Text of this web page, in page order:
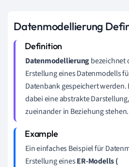
Datenmodellierung
Datenmodellierungbezeichnet
Erstellung eines Datenmodells
Datenbank gespeichert werden.
dabei eine abstrakte
zueinander in Beziehung stehen.
Ein einfaches Beispiel für
Erstellung einesER-Modells (